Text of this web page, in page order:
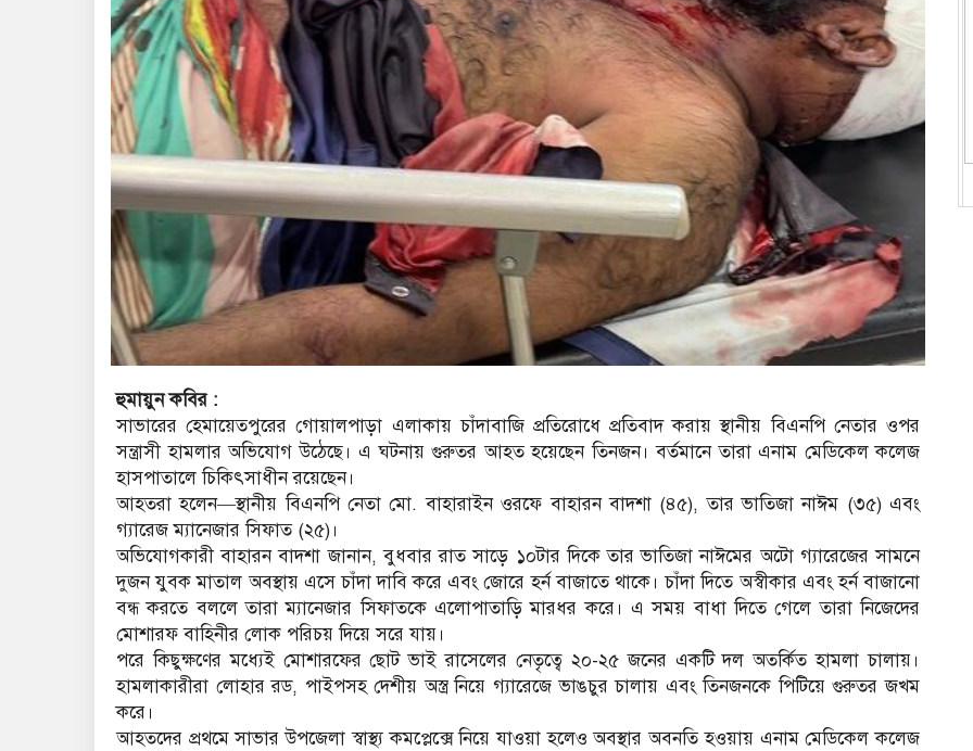
হুমায়ুন কবির :
সাভারের হেমায়েতপুরের গোয়ালপাড়া এলাকায় চাঁদাবাজি প্রতিরোধে প্রতিবাদ করায় স্থানীয় বিএনপি নেতার ওপর
সন্ত্রাসী হামলার অভিযোগ উঠেছে। এ ঘটনায় গুরুতর আহত হয়েছেন তিনজন। বর্তমানে তারা এনাম মেডিকেল কলেজ
হাসপাতালে চিকিৎসাধীন রয়েছেন।
আহতরা হলেন—স্থানীয় বিএনপি নেতা মো. বাহারাইন ওরফে বাহারন বাদশা (৪৫), তার ভাতিজা নাঈম (৩৫) এবং
গ্যারেজ ম্যানেজার সিফাত (২৫)।
অভিযোগকারী বাহারন বাদশা জানান, বুধবার রাত সাড়ে ১০টার দিকে তার ভাতিজা নাঈমের অটো গ্যারেজের সামনে
দুজন যুবক মাতাল অবস্থায় এসে চাঁদা দাবি করে এবং জোরে হর্ন বাজাতে থাকে। চাঁদা দিতে অস্বীকার এবং হর্ন বাজানো
বন্ধ করতে বললে তারা ম্যানেজার সিফাতকে এলোপাতাড়ি মারধর করে। এ সময় বাধা দিতে গেলে তারা নিজেদের
মোশারফ বাহিনীর লোক পরিচয় দিয়ে সরে যায়।
পরে কিছুক্ষণের মধ্যেই মোশারফের ছোট ভাই রাসেলের নেতৃত্বে ২০-২৫ জনের একটি দল অতর্কিত হামলা চালায়।
হামলাকারীরা লোহার রড, পাইপসহ দেশীয় অস্ত্র নিয়ে গ্যারেজে ভাঙচুর চালায় এবং তিনজনকে পিটিয়ে গুরুতর জখম
করে।
আহতদের প্রথমে সাভার উপজেলা স্বাস্থ্য কমপ্লেক্সে নিয়ে যাওয়া হলেও অবস্থার অবনতি হওয়ায় এনাম মেডিকেল কলেজ